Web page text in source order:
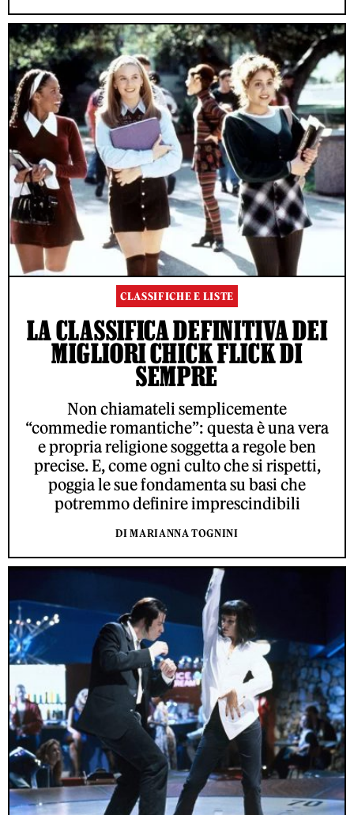
CLASSIFICHE E LISTE
LA CLASSIFICA DEFINITIVA DEI
MIGLIORI CHICK FLICK DI
SEMPRE
Non chiamateli semplicemente
“commedie romantiche”: questa è una vera
e propria religione soggetta a regole ben
precise. E, come ogni culto che si rispetti,
poggia le sue fondamenta su basi che
potremmo definire imprescindibili
DI MARIANNA TOGNINI